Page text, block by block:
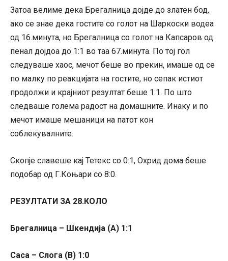
Затоа велиме дека Брегалница дојде до златен бод,
ако се знае дека гостите со голот на Шаркоски водеа
од 16.минута, но Брегалница со голот на Капсаров од
пенал дојдоа до 1:1 во таа 67.минута. По тој гол
следуваше хаос, мечот беше во прекин, имаше од се
по малку по реакцијата на гостите, но сепак истиот
продолжи и крајниот резултат беше 1:1. По што
следваше голема радост на домашните. Инаку и по
мечот имаше мешаници на патот кон
соблекувалните.
Скопје славеше кај Тетекс со 0:1, Охрид дома беше
подобар од Г.Коњари со 8:0.
РЕЗУЛТАТИ ЗА 28.КОЛО
Брегалница – Шкендија (А) 1:1
Саса – Слога (В) 1:0